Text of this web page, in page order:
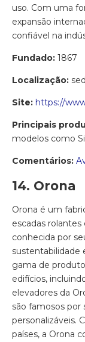
uso. Com uma
expansão
confiável na
Fundado: 1867
Localização:
Site: https://
Principais
modelos como
Comentários:
14. Orona
Orona é um
escadas
conhecida por
sustentabilidade
gama de
edifícios,
elevadores da
são famosos por
personalizáveis.
países, a Orona